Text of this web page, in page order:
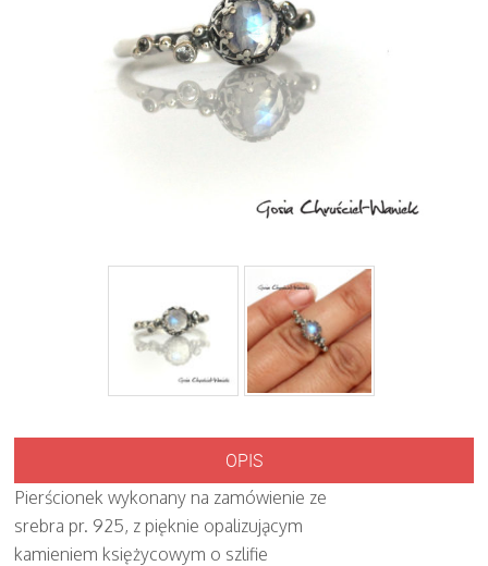
OPIS
Pierścionek wykonany na zamówienie ze
srebra pr. 925, z pięknie opalizującym
kamieniem księżycowym o szlifie